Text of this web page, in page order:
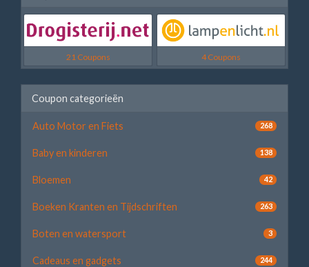
21 Coupons 4 Coupons
Coupon categorieën
Auto Motor en Fiets 268
Baby en kinderen 138
Bloemen 42
Boeken Kranten en Tijdschriften 263
Boten en watersport 3
Cadeaus en gadgets 244